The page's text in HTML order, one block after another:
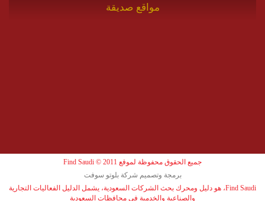
مواقع صديقة
جميع الحقوق محفوظة لموقع Find Saudi © 2011
برمجة وتصميم شركة بلوتو سوفت
Find Saudi، هو دليل ومحرك بحث الشركات السعودية، يشمل الدليل الفعاليات التجارية
والصناعية والخدمية في محافظات السعودية